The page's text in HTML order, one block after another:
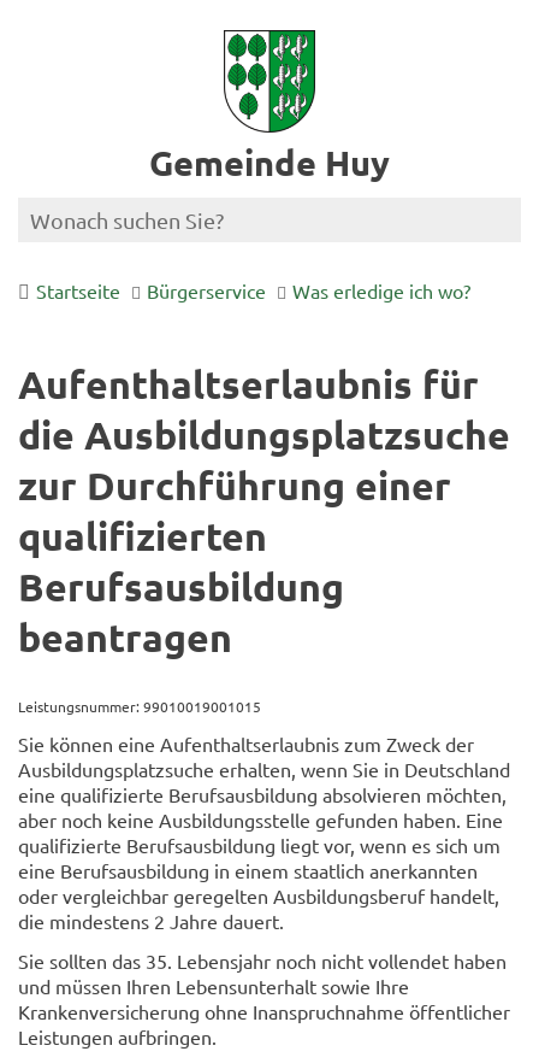
Gemeinde Huy
Startseite Bürgerservice Was erledige ich wo?
Aufenthaltserlaubnis für
die Ausbildungsplatzsuche
zur Durchführung einer
qualifizierten
Berufsausbildung
beantragen
Leistungsnummer: 99010019001015
Sie können eine Aufenthaltserlaubnis zum Zweck der
Ausbildungsplatzsuche erhalten, wenn Sie in Deutschland
eine qualifizierte Berufsausbildung absolvieren möchten,
aber noch keine Ausbildungsstelle gefunden haben. Eine
qualifizierte Berufsausbildung liegt vor, wenn es sich um
eine Berufsausbildung in einem staatlich anerkannten
oder vergleichbar geregelten Ausbildungsberuf handelt,
die mindestens 2 Jahre dauert.
Sie sollten das 35. Lebensjahr noch nicht vollendet haben
und müssen Ihren Lebensunterhalt sowie Ihre
Krankenversicherung ohne Inanspruchnahme öffentlicher
Leistungen aufbringen.